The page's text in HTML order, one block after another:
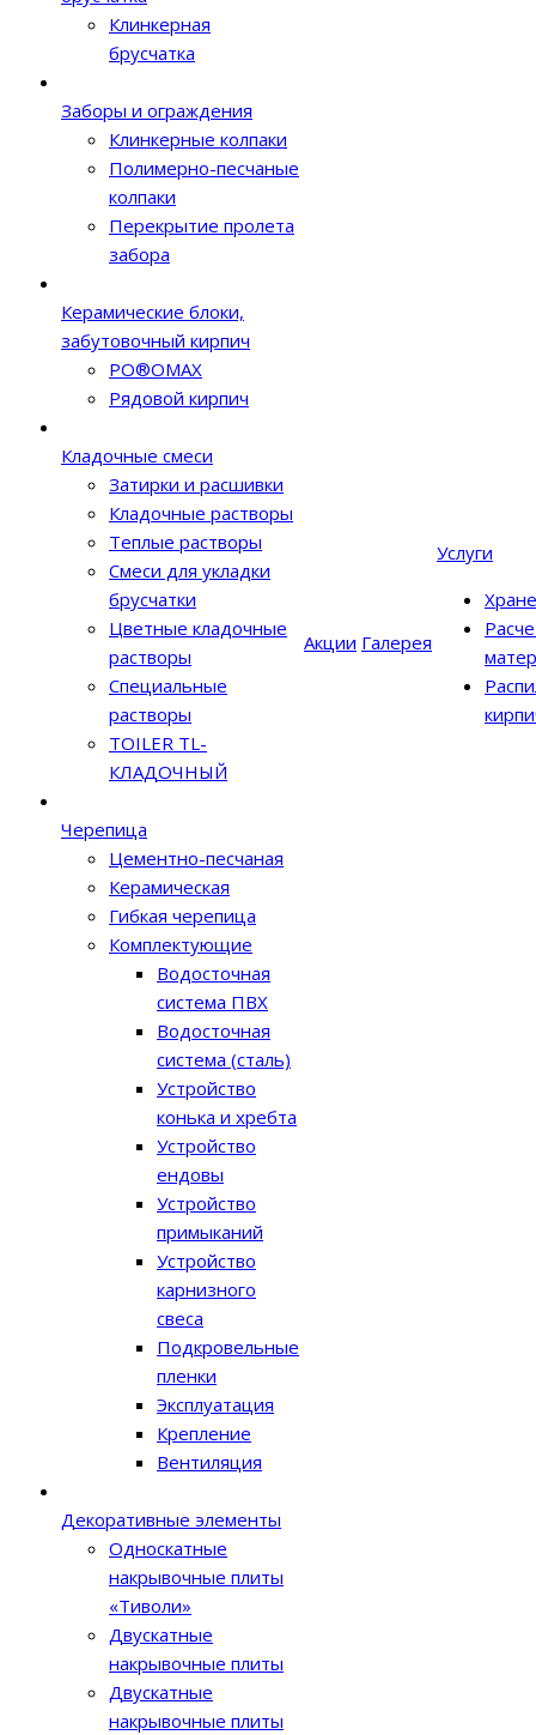
Клинкерная
брусчатка
Заборы и ограждения
Клинкерные колпаки
Полимерно-песчаные
колпаки
Перекрытие пролета
забора
Керамические блоки,
забутовочный кирпич
PO®OMAX
Рядовой кирпич
Кладочные смеси
Затирки и расшивки
Кладочные растворы
Теплые растворы
Смеси для укладки
брусчатки
Цветные кладочные
растворы
Специальные
растворы
TOILER TL-
КЛАДОЧНЫЙ
Черепица
Цементно-песчаная
Керамическая
Гибкая черепица
Комплектующие
Водосточная
система ПВХ
Водосточная
система (сталь)
Устройство
конька и хребта
Устройство
ендовы
Устройство
примыканий
Устройство
карнизного
свеса
Подкровельные
пленки
Эксплуатация
Крепление
Вентиляция
Декоративные элементы
Односкатные
накрывочные плиты
«Тиволи»
Двускатные
накрывочные плиты
Двускатные
накрывочные плиты
Акции Галерея
Услуги